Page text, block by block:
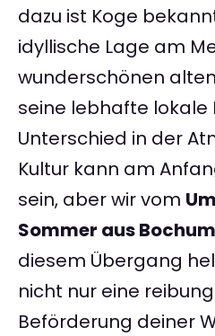
dazu ist Koge
idyllische Lage am
wunderschönen
seine lebhafte lokale
Unterschied in der
Kultur kann am
sein, aber wir vom
Sommer aus Bochum
diesem Übergang
nicht nur eine
Beförderung deiner